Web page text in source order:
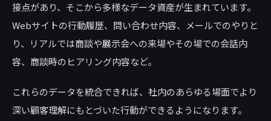
接点があり、そこから多様なデータ資産が生まれています。
Webサイトの行動履歴、問い合わせ内容、メールでのやりと
り、リアルでは商談や展示会への来場やその場での会話内
容、商談時のヒアリング内容など。
これらのデータを統合できれば、社内のあらゆる場面でより
深い顧客理解にもとづいた行動ができるようになります。